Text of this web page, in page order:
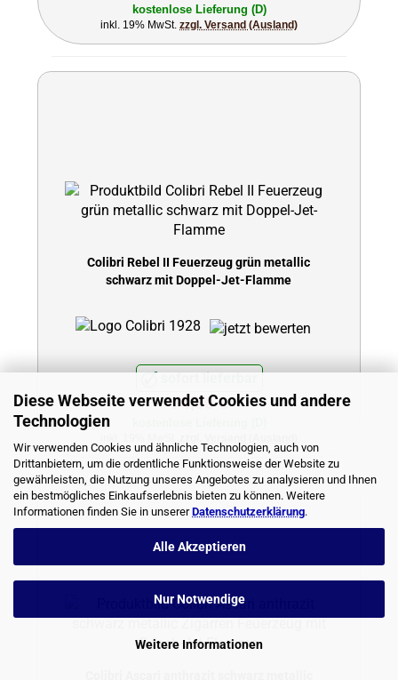
Diese Webseite verwendet Cookies und andere
Technologien
Wir verwenden Cookies und ähnliche Technologien, auch von
Drittanbietern, um die ordentliche Funktionsweise der Website zu
gewährleisten, die Nutzung unseres Angebotes zu analysieren und Ihnen
ein bestmögliches Einkaufserlebnis bieten zu können. Weitere
Informationen finden Sie in unsererDatenschutzerklärung.
Alle Akzeptieren
Nur Notwendige
Weitere Informationen
kostenlose Lieferung (D)
inkl. 19% MwSt. zzgl. Versand (Ausland)
Colibri Rebel II Feuerzeug grün metallic
schwarz mit Doppel-Jet-Flamme
sofort lieferbar
74,90 €